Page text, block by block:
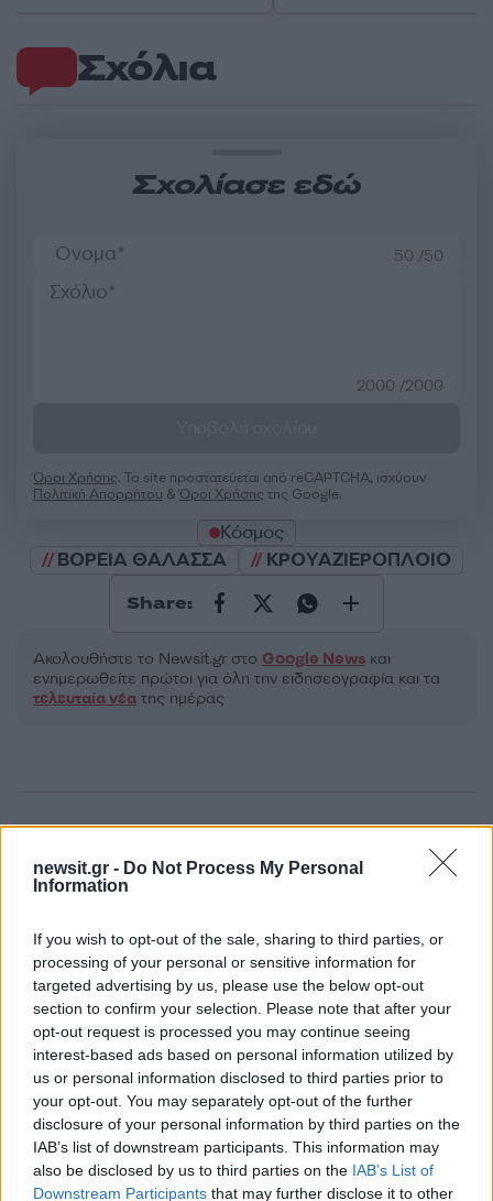
newsit.gr - Do Not Process My Personal
Information
If you wish to opt-out of the sale, sharing to third parties, or
processing of your personal or sensitive information for
targeted advertising by us, please use the below opt-out
section to confirm your selection. Please note that after your
opt-out request is processed you may continue seeing
interest-based ads based on personal information utilized by
us or personal information disclosed to third parties prior to
your opt-out. You may separately opt-out of the further
disclosure of your personal information by third parties on the
IAB’s list of downstream participants. This information may
also be disclosed by us to third parties on the IAB’s List of
Downstream Participants that may further disclose it to other
Σχόλια
Σχολίασε εδώ
50 /50
2000 /2000
Όροι Χρήσης. Το site προστατεύεται από reCAPTCHA, ισχύουν
Πολιτική Απορρήτου &Όροι Χρήσης της Google.
Κόσμος
ΒΟΡΕΙΑ ΘΑΛΑΣΣΑ
ΚΡΟΥΑΖΙΕΡΟΠΛΟΙΟ
Share:
Ακολουθήστε το Νewsit.gr στο Google News και
ενημερωθείτε πρώτοι για όλη την ειδησεογραφία και τα
τελευταία νέα της ημέρας
1 Σέρρες: Βίντεο ντοκουμέντο από το
σύγκρουση
2Στα Χανιά για ολιγοήμερες διακοπές ο
Κυριάκος Μητσοτάκης με την σύζυγό του
Μαρέβα
3Marfin: Η 46χρονη πήρε προθεσμία για να
απολογηθεί την Τρίτη – «Είναι αθώα,
συμμετείχε στη διαδήλωση όπως και
100.000 άτομα»
4Σίντνεϊ Τάουλ: Πέθανε σε ηλικία 26 ετών η
σταρ του TikTok – Kατέγραφε τη ζωή της
με τον καρκίνο